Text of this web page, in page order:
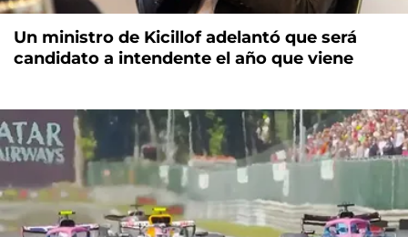
Un ministro de Kicillof adelantó que será
candidato a intendente el año que viene